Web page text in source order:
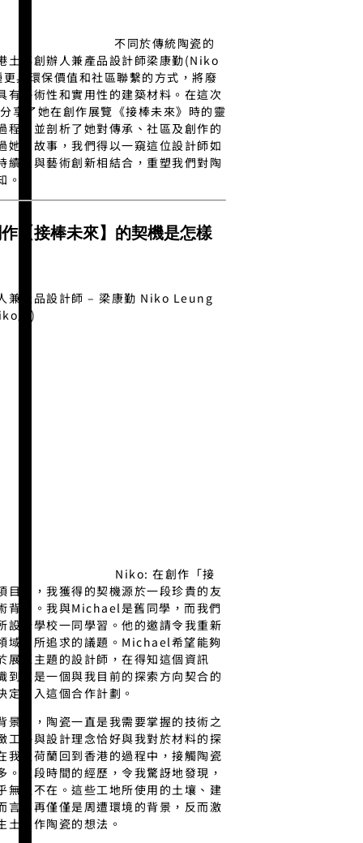
不同於傳統陶瓷的
土磚創辦人兼產品設計師梁康勤(Niko
具環保價值和社區聯繫的方式，將廢
有藝術性和實用性的建築材料。在這次
享了她在創作展覽《接棒未來》時的靈
程，並剖析了她對傳承、社區及創作的
她的故事，我們得以一窺這位設計師如
續性與藝術創新相結合，重塑我們對陶
。
【接棒未來】的契機是怎樣
兼產品設計師 – 梁康勤 Niko Leung
」)
Niko: 在創作「接
目中，我獲得的契機源於一段珍貴的友
背景。我與Michael是舊同學，而我們
設計學校一同學習。他的邀請令我重新
域內所追求的議題。Michael希望能夠
展覽主題的設計師，在得知這個資訊
到這是一個與我目前的探索方向契合的
定加入這個合作計劃。
景中，陶瓷一直是我需要掌握的技術之
工藝與設計理念恰好與我對於材料的探
我從荷蘭回到香港的過程中，接觸陶瓷
。這段時間的經歷，令我驚訝地發現，
無處不在。這些工地所使用的土壤、建
言不再僅僅是周遭環境的背景，反而激
土製作陶瓷的想法。